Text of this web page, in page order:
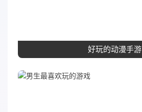
好玩的动漫手游